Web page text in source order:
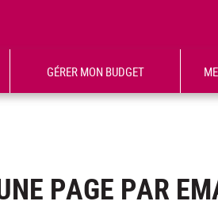
GÉRER MON BUDGET
PAGE PAR